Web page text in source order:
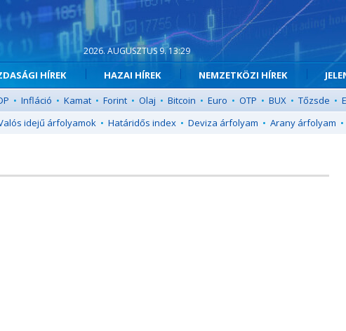
2026. AUGUSZTUS 9. 13:29
HÍREK HAZAI HÍREK NEMZETKÖZI HÍREK
• Infláció • Kamat • Forint • Olaj • Bitcoin • Euro • OTP • BUX • Tőzsde •
idejű árfolyamok • Határidős index • Deviza árfolyam • Arany árfolyam •